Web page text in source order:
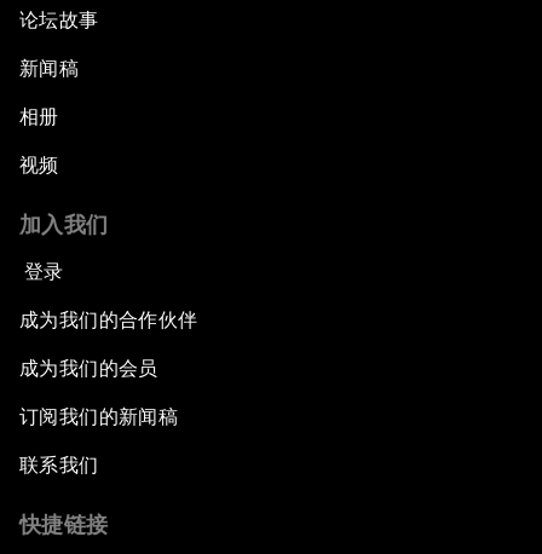
论坛故事
新闻稿
相册
视频
加入我们
登录
成为我们的合作伙伴
成为我们的会员
订阅我们的新闻稿
联系我们
快捷链接